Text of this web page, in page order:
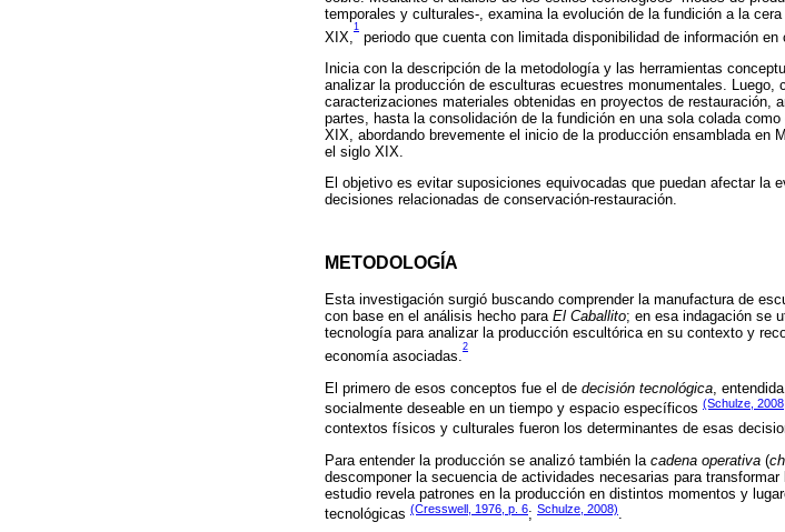
temporales y culturales-, examina la evolución de la fundición a la
XIX,
1
periodo que cuenta con limitada disponibilidad de información
Inicia con la descripción de la metodología y las herramientas
analizar la producción de esculturas ecuestres monumentales.
caracterizaciones materiales obtenidas en proyectos de restauración,
partes, hasta la consolidación de la fundición en una sola colada
XIX, abordando brevemente el inicio de la producción ensamblada
el siglo XIX.
El objetivo es evitar suposiciones equivocadas que puedan afectar la
decisiones relacionadas de conservación-restauración.
METODOLOGÍA
Esta investigación surgió buscando comprender la manufactura de
con base en el análisis hecho para El Caballito; en esa indagación se
tecnología para analizar la producción escultórica en su contexto y
economía asociadas.
2
El primero de esos conceptos fue el de decisión tecnológica ,
socialmente deseable en un tiempo y espacio específicos (Schulze,
contextos físicos y culturales fueron los determinantes de esas
Para entender la producción se analizó también la cadena operativa (
descomponer la secuencia de actividades necesarias para
estudio revela patrones en la producción en distintos momentos y
tecnológicas (Cresswell, 1976, p. 6; Schulze, 2008).